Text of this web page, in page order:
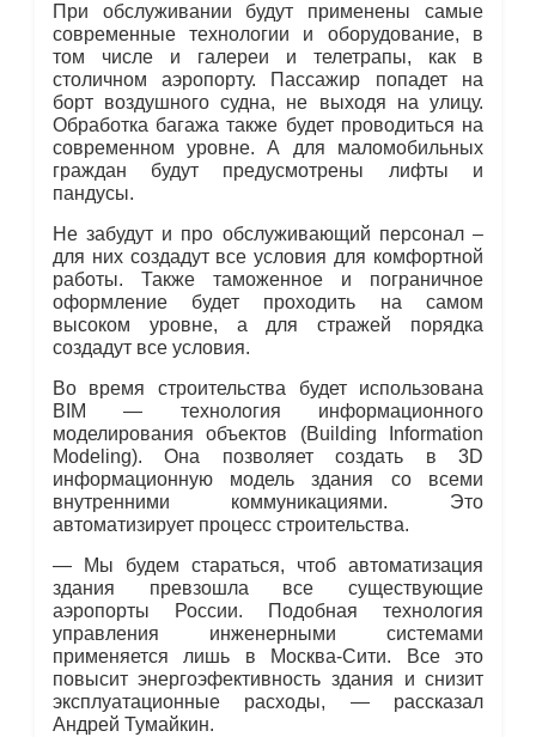
При обслуживании будут применены самые
современные технологии и оборудование, в
том числе и галереи и телетрапы, как в
столичном аэропорту. Пассажир попадет на
борт воздушного судна, не выходя на улицу.
Обработка багажа также будет проводиться на
современном уровне. А для маломобильных
граждан будут предусмотрены лифты и
пандусы.
Не забудут и про обслуживающий персонал –
для них создадут все условия для комфортной
работы. Также таможенное и пограничное
оформление будет проходить на самом
высоком уровне, а для стражей порядка
создадут все условия.
Во время строительства будет использована
BIM — технология информационного
моделирования объектов (Building Information
Modeling). Она позволяет создать в 3D
информационную модель здания со всеми
внутренними коммуникациями. Это
автоматизирует процесс строительства.
— Мы будем стараться, чтоб автоматизация
здания превзошла все существующие
аэропорты России. Подобная технология
управления инженерными системами
применяется лишь в Москва-Сити. Все это
повысит энергоэфективность здания и снизит
эксплуатационные расходы, — рассказал
Андрей Тумайкин.